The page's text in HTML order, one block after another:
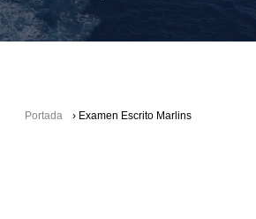
Portada › Examen Escrito Marlins